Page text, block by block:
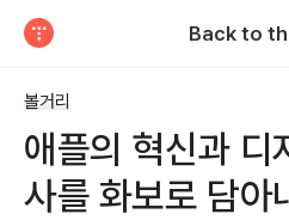
Back to
볼거리
애플의 혁신과 디
사를 화보로 담